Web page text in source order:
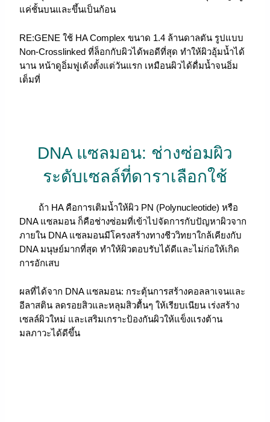
แค่ชั้นบนและขึ้นเป็นก้อน
RE:GENE ใช้ HA Complex ขนาด 1.4 ล้านดาลตัน รูปแบบ
Non-Crosslinked ที่ล็อกกับผิวได้พอดีที่สุด ทำให้ผิวอุ้มน้ำได้
นาน หน้าดูอิ่มฟูเด้งตั้งแต่วันแรก เหมือนผิวได้ดื่มน้ำจนอิ่ม
เต็มที่
DNA แซลมอน: ช่างซ่อมผิว
ระดับเซลล์ที่ดาราเลือกใช้
ถ้า HA คือการเติมน้ำให้ผิว PN (Polynucleotide) หรือ
DNA แซลมอน ก็คือช่างซ่อมที่เข้าไปจัดการกับปัญหาผิวจาก
ภายใน DNA แซลมอนมีโครงสร้างทางชีววิทยาใกล้เคียงกับ
DNA มนุษย์มากที่สุด ทำให้ผิวตอบรับได้ดีและไม่ก่อให้เกิด
การอักเสบ
ผลที่ได้จาก DNA แซลมอน: กระตุ้นการสร้างคอลลาเจนและ
อีลาสติน ลดรอยสิวและหลุมสิวตื้นๆ ให้เรียบเนียน เร่งสร้าง
เซลล์ผิวใหม่ และเสริมเกราะป้องกันผิวให้แข็งแรงต้าน
มลภาวะได้ดีขึ้น